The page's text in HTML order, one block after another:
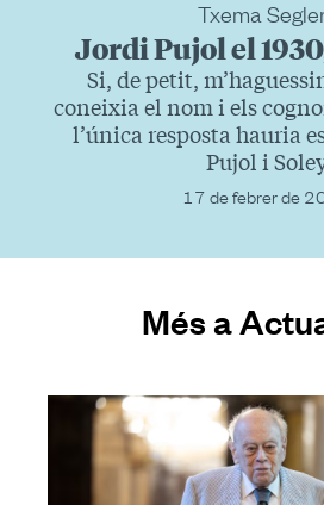
Txema
Jordi Pujol el
Si, de petit,
coneixia el nom i els
l’única resposta hauria
Pujol i
17 de febrer de
Més a